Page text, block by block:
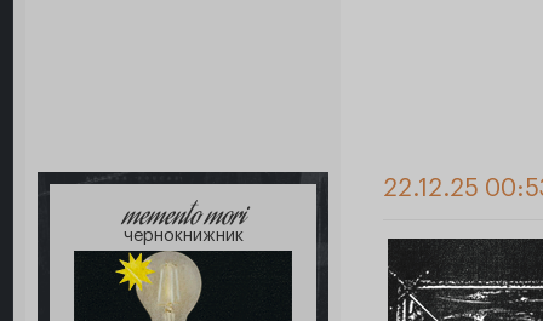
memento mori
чернокнижник
22.12.25